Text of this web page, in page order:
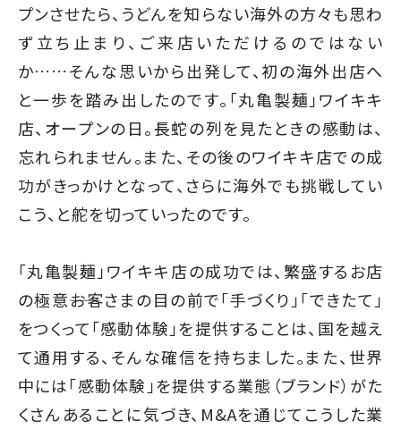
プンさせたら、うどんを知らない海外の方々も思わ
ず立ち止まり、ご来店いただけるのではない
か……そんな思いから出発して、初の海外出店へ
と一歩を踏み出したのです。「丸亀製麺」ワイキキ
店、オープンの日。長蛇の列を見たときの感動は、
忘れられません。また、その後のワイキキ店での成
功がきっかけとなって、さらに海外でも挑戦してい
こう、と舵を切っていったのです。
「丸亀製麺」ワイキキ店の成功では、繁盛するお店
の極意――お客さまの目の前で「手づくり」「できたて」
をつくって「感動体験」を提供することは、国を越え
て通用する、そんな確信を持ちました。また、世界
中には「感動体験」を提供する業態（ブランド）がた
くさんあることに気づき、M&Aを通じてこうした業